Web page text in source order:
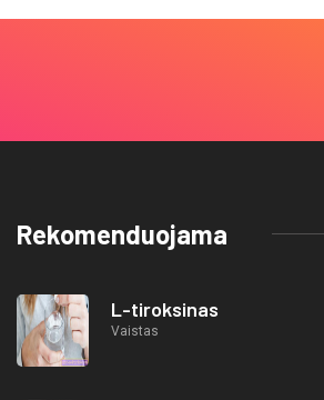
Rekomenduojama
L-tiroksinas
Vaistas